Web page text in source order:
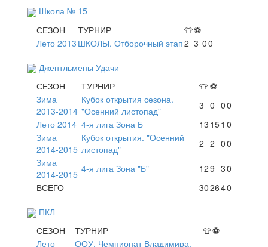
Школа № 15
СЕЗОН
ТУРНИР 👕⚽
Лето 2013 ШКОЛЫ. Отборочный этап2 3 00
Джентльмены Удачи
СЕЗОН
ТУРНИР 👕 ⚽
Зима
2013-2014
Кубок открытия сезона.
"Осенний листопад"
3 0 00
Лето 2014 4-я лига Зона Б 13 151 0
Зима
2014-2015
Кубок открытия. "Осенний
листопад"
2 2 00
Зима
2014-2015 4-я лига Зона "Б" 129 30
ВСЕГО
302640
ПКЛ
СЕЗОН
ТУРНИР 👕⚽
Лето
ООУ. Чемпионат Владимира.